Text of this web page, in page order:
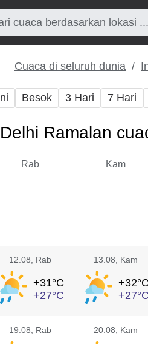
Cuaca di seluruh dunia
Besok 3 Hari 7 Hari
Delhi Ramalan
Rab Kam
12.08 , Rab
+31°C
+27°C
13.08 , Kam
+32°C
+27°C
19.08 , Rab 20.08 , Kam